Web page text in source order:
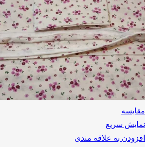
مقايسه
نمایش سریع
افزودن به علاقه مندی